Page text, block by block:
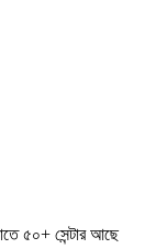
৫০+ সেন্টার আছে